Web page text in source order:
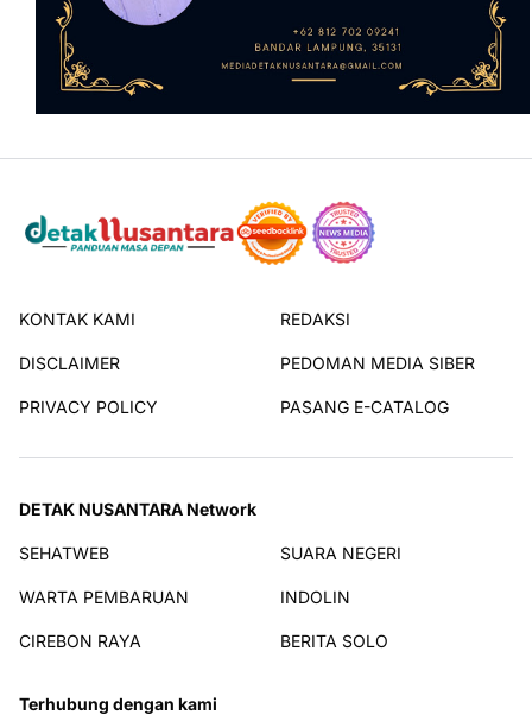
KONTAK KAMI REDAKSI
DISCLAIMER PEDOMAN MEDIA SIBER
PRIVACY POLICY PASANG E-CATALOG
DETAK NUSANTARA Network
SEHATWEB SUARA NEGERI
WARTA PEMBARUAN INDOLIN
CIREBON RAYA BERITA SOLO
Terhubung dengan kami